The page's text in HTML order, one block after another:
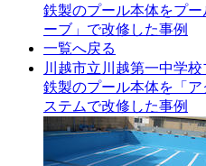
鉄製のプール本体をプ
ーブ」で改修した事例
一覧へ戻る
川越市立川越第一中学
鉄製のプール本体を「
ステムで改修した事例